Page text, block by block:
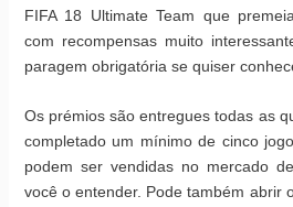
FIFA 18 Ultimate Team que
com recompensas muito
paragem obrigatória se quiser
Os prémios são entregues todas as
completado um mínimo de cinco
podem ser vendidas no mercado
você o entender. Pode também abrir